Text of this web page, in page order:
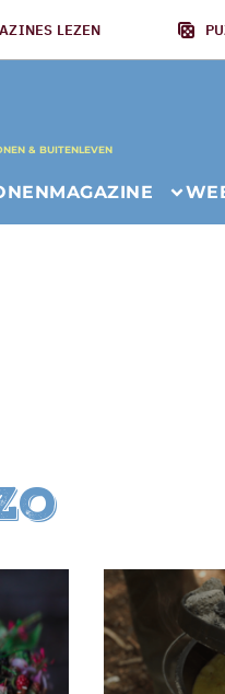
LEZEN
& BUITENLEVEN
MAGAZINE